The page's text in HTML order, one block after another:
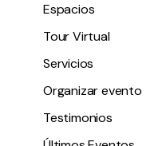
Espacios
Tour Virtual
Servicios
Organizar evento
Testimonios